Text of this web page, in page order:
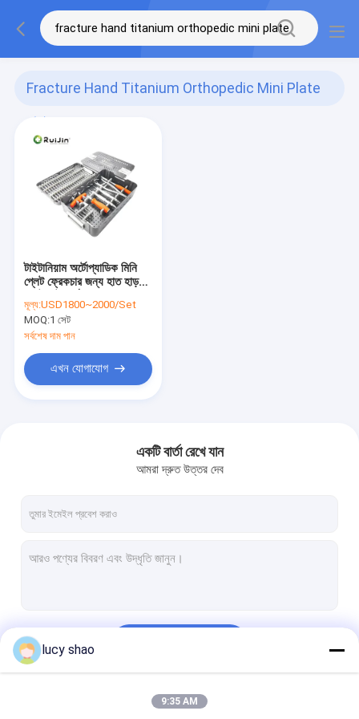
Fracture Hand Titanium Orthopedic Mini Plate
টাইটানিয়াম অর্টোপ্যাডিক মিনি
প্লেট ফ্রেকচার জন্য হাত হাড়
মূল্য:USD1800~2000/Set
MOQ:1 সেট
সর্বশেষ দাম পান
এখন যোগাযোগ
একটি বার্তা রেখে যান
আমরা দ্রুত উত্তর দেব
lucy shao
9:35 AM